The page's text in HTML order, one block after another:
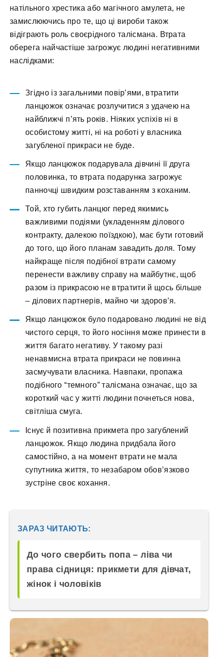
натільного хрестика або магічного амулета, не
замислюючись про те, що ці вироби також
відіграють роль своєрідного талісмана. Втрата
оберега найчастіше загрожує людині негативними
наслідками:
Згідно із загальними повір’ями, втратити
ланцюжок означає розлучитися з удачею на
найближчі п’ять років. Ніяких успіхів ні в
особистому житті, ні на роботі у власника
загубленої прикраси не буде.
Якщо ланцюжок подарувала дівчині її друга
половинка, то втрата подарунка загрожує
панночці швидким розставанням з коханим.
Той, хто губить ланцюг перед якимись
важливими подіями (укладенням ділового
контракту, далекою поїздкою), має бути готовий
до того, що його планам завадить доля. Тому
найкраще після подібної втрати самому
перенести важливу справу на майбутнє, щоб
разом із прикрасою не втратити й щось більше
– ділових партнерів, майно чи здоров’я.
Якщо ланцюжок було подаровано людині не від
чистого серця, то його носіння може принести в
життя багато негативу. У такому разі
ненавмисна втрата прикраси не повинна
засмучувати власника. Навпаки, пропажа
подібного “темного” талісмана означає, що за
короткий час у житті людини почнеться нова,
світліша смуга.
Існує й позитивна прикмета про загублений
ланцюжок. Якщо людина придбала його
самостійно, а на момент втрати не мала
супутника життя, то незабаром обов’язково
зустріне своє кохання.
ЗАРАЗ ЧИТАЮТЬ:
До чого свербить попа – ліва чи
права сідниця: прикмети для дівчат,
жінок і чоловіків